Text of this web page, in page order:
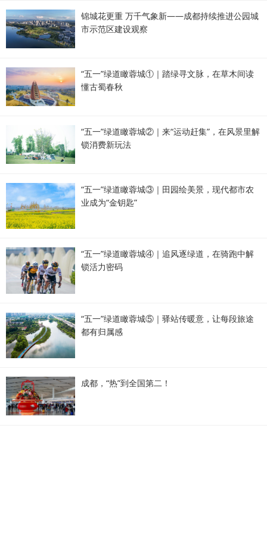
锦城花更重 万千气象新——成都持续推进公园城
市示范区建设观察
“五一”绿道瞰蓉城①｜踏绿寻文脉，在草木间读
懂古蜀春秋
“五一”绿道瞰蓉城②｜来“运动赶集”，在风景里解
锁消费新玩法
“五一”绿道瞰蓉城③｜田园绘美景，现代都市农
业成为“金钥匙”
“五一”绿道瞰蓉城④｜追风逐绿道，在骑跑中解
锁活力密码
“五一”绿道瞰蓉城⑤｜驿站传暖意，让每段旅途
都有归属感
成都，“热”到全国第二！